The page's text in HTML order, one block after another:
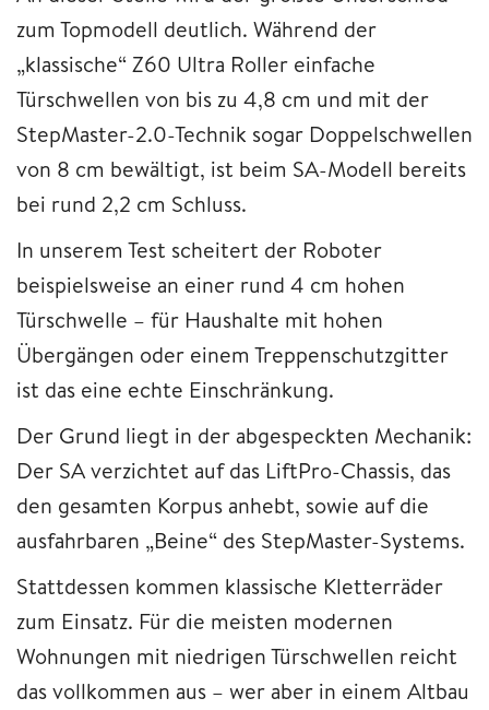
zum Topmodell deutlich. Während der
„klassische“ Z60 Ultra Roller einfache
Türschwellen von bis zu 4,8 cm und mit der
StepMaster-2.0-Technik sogar Doppelschwellen
von 8 cm bewältigt, ist beim SA-Modell bereits
bei rund 2,2 cm Schluss.
In unserem Test scheitert der Roboter
beispielsweise an einer rund 4 cm hohen
Türschwelle – für Haushalte mit hohen
Übergängen oder einem Treppenschutzgitter
ist das eine echte Einschränkung.
Der Grund liegt in der abgespeckten Mechanik:
Der SA verzichtet auf das LiftPro-Chassis, das
den gesamten Korpus anhebt, sowie auf die
ausfahrbaren „Beine“ des StepMaster-Systems.
Stattdessen kommen klassische Kletterräder
zum Einsatz. Für die meisten modernen
Wohnungen mit niedrigen Türschwellen reicht
das vollkommen aus – wer aber in einem Altbau